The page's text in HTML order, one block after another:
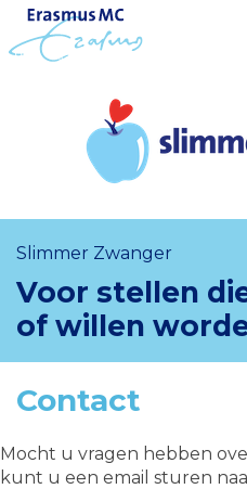
Slimmer Zwanger
Voor stellen
of willen
Contact
Mocht u vragen hebben
kunt u een email sturen